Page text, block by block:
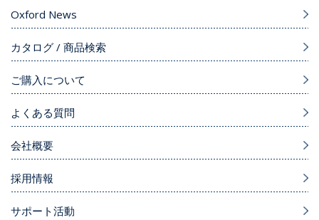
Oxford News
カタログ / 商品検索
ご購入について
よくある質問
会社概要
採用情報
サポート活動